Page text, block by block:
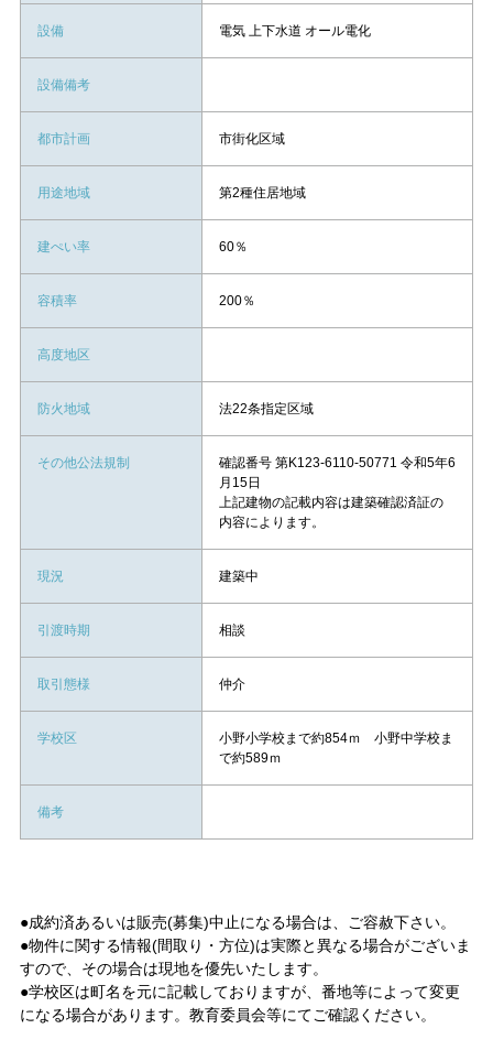
設備 電気 上下水道 オール電化
設備備考
都市計画 市街化区域
用途地域 第2種住居地域
建ぺい率 60％
容積率 200％
高度地区
防火地域 法22条指定区域
その他公法規制
確認番号 第K123-6110-50771 令和5年6
月15日
上記建物の記載内容は建築確認済証の
内容によります。
現況 建築中
引渡時期 相談
取引態様 仲介
学校区
小野小学校まで約854ｍ 小野中学校ま
で約589ｍ
備考
●成約済あるいは販売(募集)中止になる場合は、ご容赦下さい。
●物件に関する情報(間取り・方位)は実際と異なる場合がございま
すので、その場合は現地を優先いたします。
●学校区は町名を元に記載しておりますが、番地等によって変更
になる場合があります。教育委員会等にてご確認ください。